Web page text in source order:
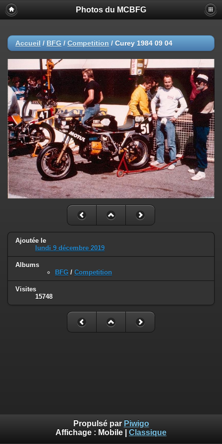
Photos du MCBFG
Accueil / BFG / Competition / Curey 1984 09 04
Ajoutée le
lundi 9 décembre 2019
Albums
BFG / Competition
Visites
15748
Propulsé par Piwigo
Affichage : Mobile Classique